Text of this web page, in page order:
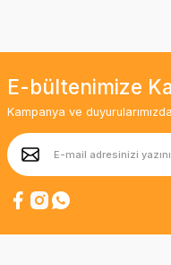
E-bültenimize
Kampanya ve